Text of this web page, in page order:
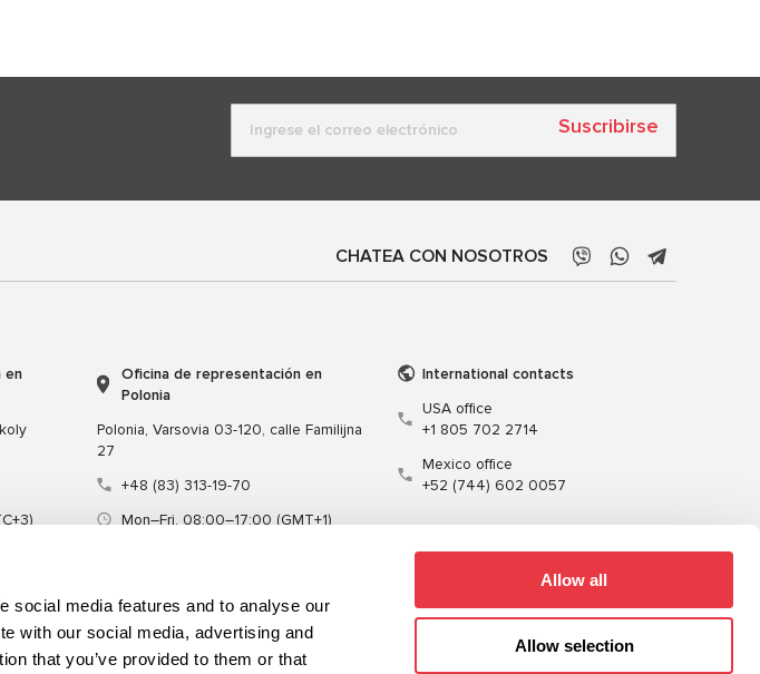
social media features and to analyse our
with our social media, advertising and
that you’ve provided to them or that
Allow all
Allow selection
Suscribirse
CHATEA CON NOSOTROS
en
Oficina de representación en
Polonia
Polonia, Varsovia 03-120, calle Familijna
27
+48 (83) 313-19-70
Mon–Fri, 08:00–17:00 (GMT+1)
International contacts
USA office
+1 805 702 2714
Mexico office
+52 (744) 602 0057
Herramienta especial Formación